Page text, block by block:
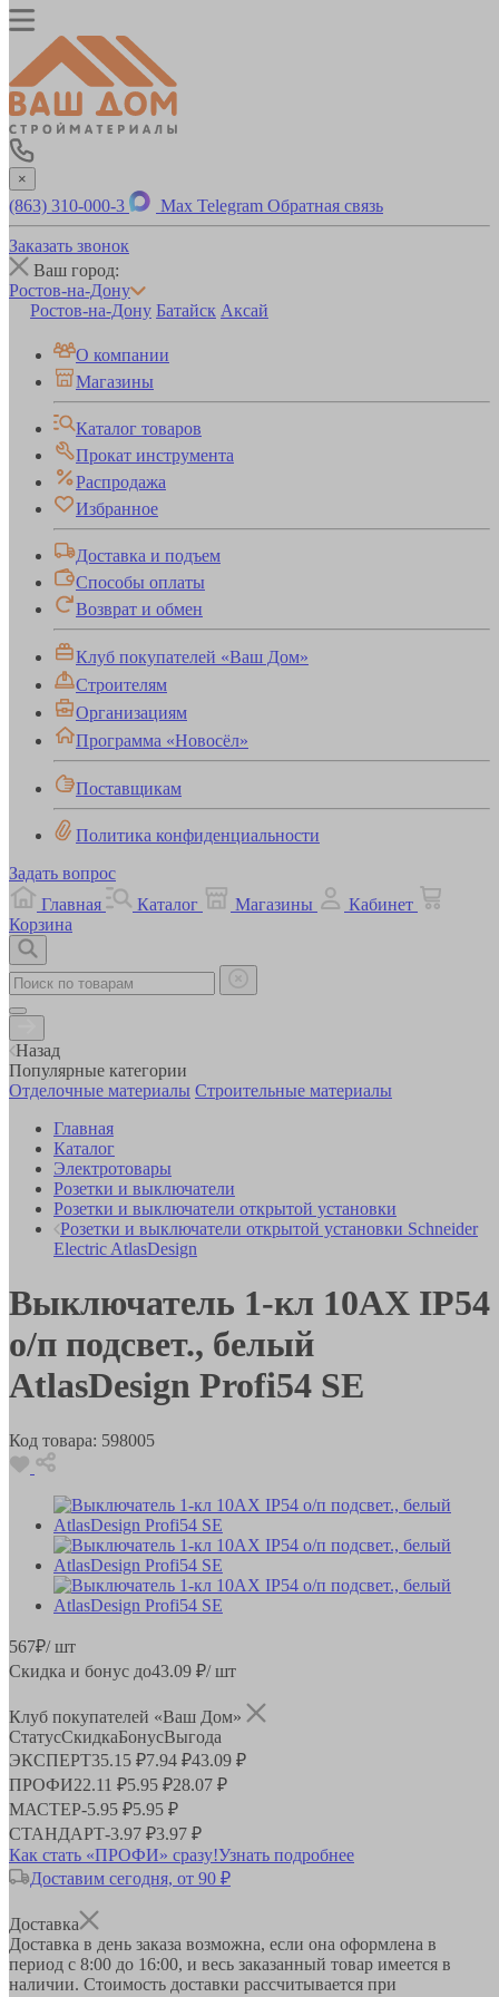
×
(863) 310-000-3 Max Telegram Обратная связь
Заказать звонок
Ваш город:
Ростов-на-Дону
Ростов-на-Дону Батайск Аксай
О компании
Магазины
Каталог товаров
Прокат инструмента
Распродажа
Избранное
Доставка и подъем
Способы оплаты
Возврат и обмен
Клуб покупателей «Ваш Дом»
Строителям
Организациям
Программа «Новосёл»
Поставщикам
Политика конфиденциальности
Задать вопрос
Главная
Каталог Магазины
Кабинет
Корзина
Назад
Популярные категории
Отделочные материалы Строительные материалы
Главная
Каталог
Электротовары
Розетки и выключатели
Розетки и выключатели открытой установки
Розетки и выключатели открытой установки Schneider
Electric AtlasDesign
Выключатель 1-кл 10АХ IP54
о/п подсвет., белый
AtlasDesign Profi54 SE
Код товара: 598005
567₽/ шт
Скидка и бонус до43.09 ₽/ шт
Клуб покупателей «Ваш Дом»
СтатусСкидкаБонусВыгода
ЭКСПЕРТ35.15 ₽7.94 ₽43.09 ₽
ПРОФИ22.11 ₽5.95 ₽28.07 ₽
МАСТЕР-5.95 ₽5.95 ₽
СТАНДАРТ-3.97 ₽3.97 ₽
Как стать «ПРОФИ» сразу!Узнать подробнее
Доставим сегодня, от 90 ₽
Доставка
Доставка в день заказа возможна, если она оформлена в
период с 8:00 до 16:00, и весь заказанный товар имеется в
наличии. Стоимость доставки рассчитывается при